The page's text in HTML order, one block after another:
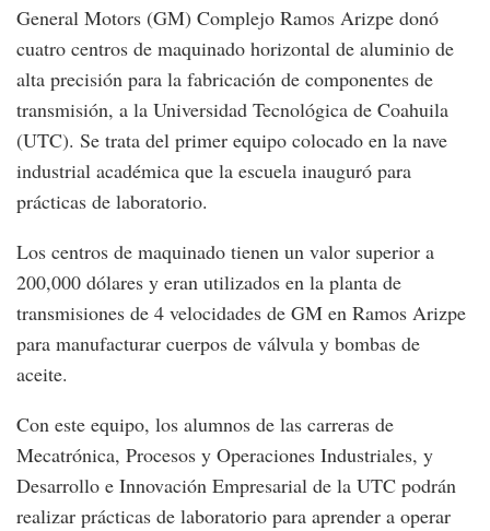
General Motors (GM) Complejo Ramos Arizpe donó
cuatro centros de maquinado horizontal de aluminio de
alta precisión para la fabricación de componentes de
transmisión, a la Universidad Tecnológica de Coahuila
(UTC). Se trata del primer equipo colocado en la nave
industrial académica que la escuela inauguró para
prácticas de laboratorio.
Los centros de maquinado tienen un valor superior a
200,000 dólares y eran utilizados en la planta de
transmisiones de 4 velocidades de GM en Ramos Arizpe
para manufacturar cuerpos de válvula y bombas de
aceite.
Con este equipo, los alumnos de las carreras de
Mecatrónica, Procesos y Operaciones Industriales, y
Desarrollo e Innovación Empresarial de la UTC podrán
realizar prácticas de laboratorio para aprender a operar